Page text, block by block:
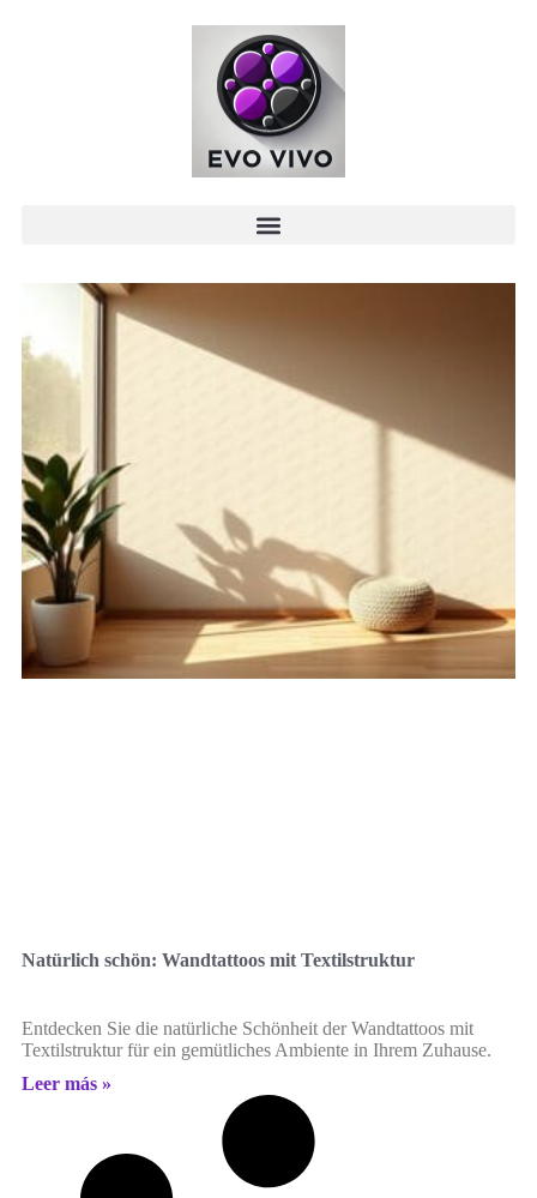
Natürlich schön: Wandtattoos mit Textilstruktur
Entdecken Sie die natürliche Schönheit der Wandtattoos mit
Textilstruktur für ein gemütliches Ambiente in Ihrem Zuhause.
Leer más »